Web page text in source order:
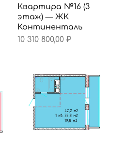
Квартира №16 (3
этаж) — ЖК
Континенталь
10 310 800,00 ₽